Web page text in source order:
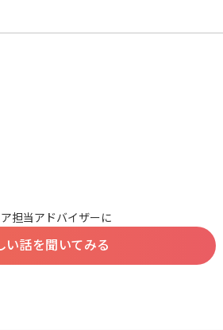
担当アドバイザーに
い話を聞いてみる